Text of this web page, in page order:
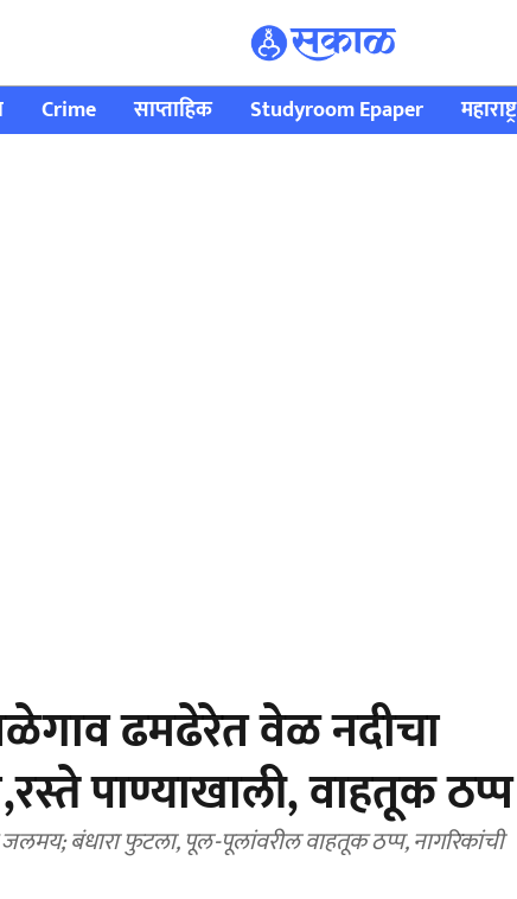
Crime साप्ताहिक Studyroom Epaper महाराष्ट्र
ढमढेरेत वेळ नदीचा
पाण्याखाली, वाहतूक ठप्प
बंधारा फुटला, पूल-पूलांवरील वाहतूक ठप्प, नागरिकांची